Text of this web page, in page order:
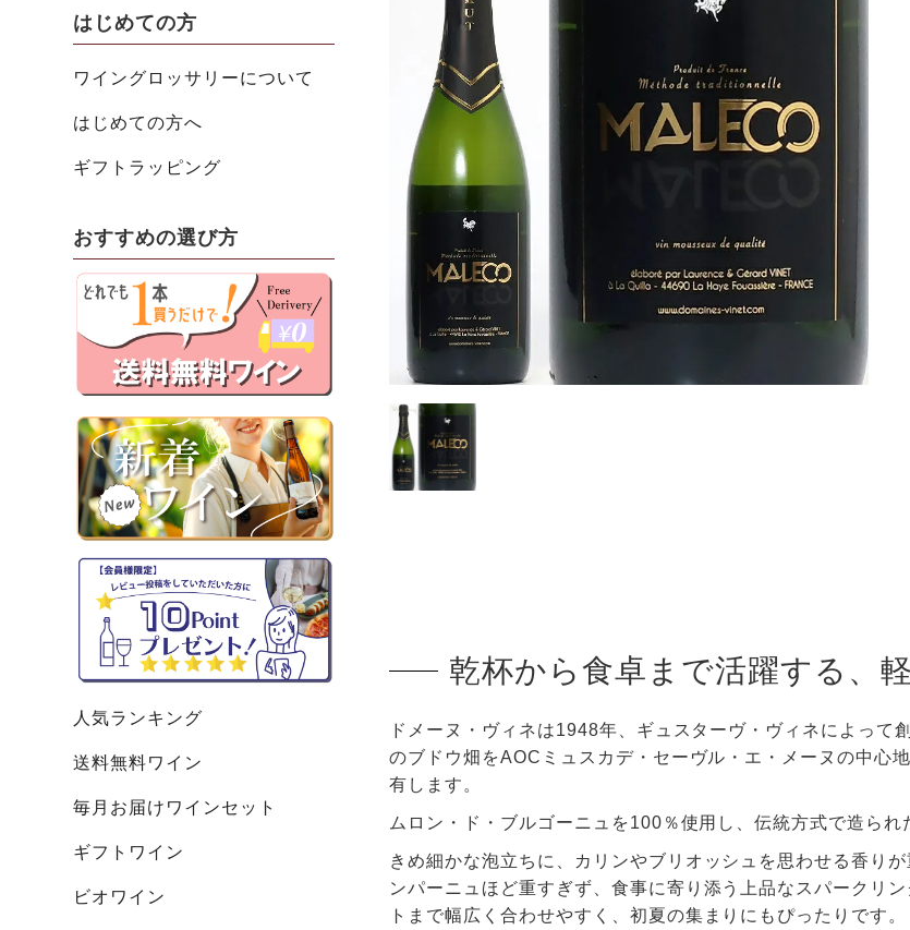
はじめての方
ワイングロッサリーについて
はじめての方へ
ギフトラッピング
おすすめの選び方
人気ランキング
送料無料ワイン
毎月お届けワインセット
ギフトワイン
ビオワイン
乾杯から食卓まで活躍する、
ドメーヌ・ヴィネは1948年、ギュスターヴ・ヴィネによっ
のブドウ畑をAOCミュスカデ・セーヴル・エ・メーヌの中心
有します。
ムロン・ド・ブルゴーニュを100％使用し、伝統方式で造ら
きめ細かな泡立ちに、カリンやブリオッシュを思わせる香り
ンパーニュほど重すぎず、食事に寄り添う上品なスパークリ
トまで幅広く合わせやすく、初夏の集まりにもぴったりです。